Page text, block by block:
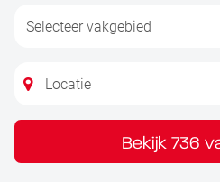
Bekijk 736